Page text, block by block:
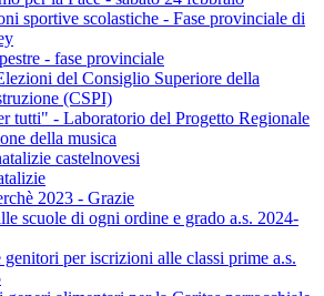
sportive scolastiche - Fase provinciale di
- fase provinciale
del Consiglio Superiore della
(CSPI)
tutti" - Laboratorio del Progetto Regionale
della musica
castelnovesi
2023 - Grazie
scuole di ogni ordine e grado a.s. 2024-
genitori per iscrizioni alle classi prime a.s.